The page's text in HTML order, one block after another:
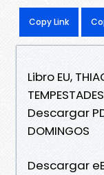
Copy Link
Libro EU,
Descargar
DOMINGOS
Descargar